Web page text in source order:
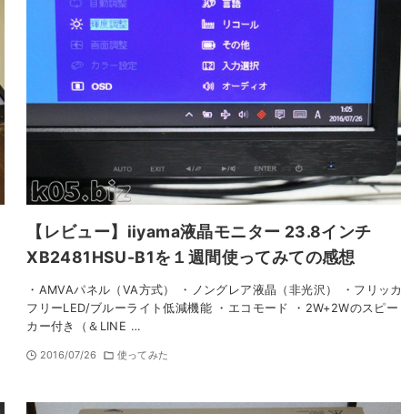
【レビュー】iiyama液晶モニター 23.8インチ
XB2481HSU-B1を１週間使ってみての感想
・AMVAパネル（VA方式） ・ノングレア液晶（非光沢） ・フリッカ
フリーLED/ブルーライト低減機能 ・エコモード ・2W+2Wのスピー
カー付き（＆LINE …
2016/07/26 使ってみた